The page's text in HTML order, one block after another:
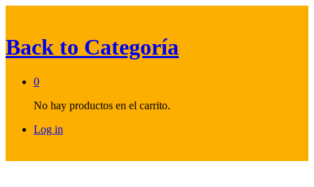
Back to Categoría
0
No hay productos en el carrito.
Log in